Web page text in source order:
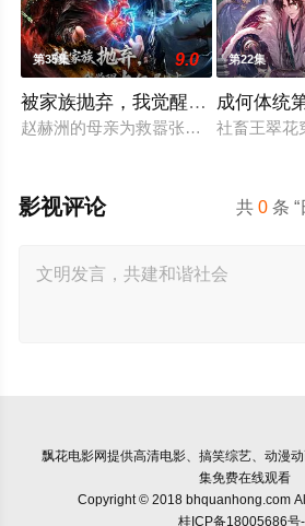
第35集 9.0
被家族抛弃，我觉醒九亿属性点
赵赫洲的母亲为救嚣张跋扈的长女赵
第22集
成何体统
社畜王翠花
共0 条
影视评论
飘花电影网提供高清电影、搞笑综艺、动漫
集免费在线观看
Copyright © 2018 bhquanhong.com
桂ICP备18005686号